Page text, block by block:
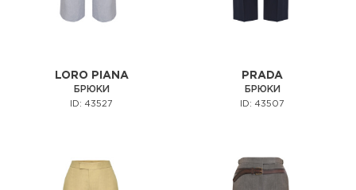
LORO PIANA
БРЮКИ
ID: 43527
PRADA
БРЮКИ
ID: 43507